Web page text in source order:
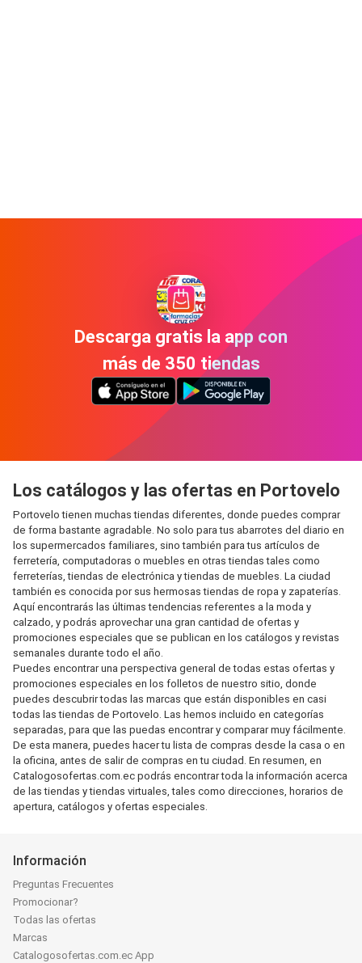
Descarga gratis la app con
más de 350 tiendas
Los catálogos y las ofertas en Portovelo
Portovelo tienen muchas tiendas diferentes, donde puedes comprar
de forma bastante agradable. No solo para tus abarrotes del diario en
los supermercados familiares, sino también para tus artículos de
ferretería, computadoras o muebles en otras tiendas tales como
ferreterías, tiendas de electrónica y tiendas de muebles. La ciudad
también es conocida por sus hermosas tiendas de ropa y zapaterías.
Aquí encontrarás las últimas tendencias referentes a la moda y
calzado, y podrás aprovechar una gran cantidad de ofertas y
promociones especiales que se publican en los catálogos y revistas
semanales durante todo el año.
Puedes encontrar una perspectiva general de todas estas ofertas y
promociones especiales en los folletos de nuestro sitio, donde
puedes descubrir todas las marcas que están disponibles en casi
todas las tiendas de Portovelo. Las hemos incluido en categorías
separadas, para que las puedas encontrar y comparar muy fácilmente.
De esta manera, puedes hacer tu lista de compras desde la casa o en
la oficina, antes de salir de compras en tu ciudad. En resumen, en
Catalogosofertas.com.ec podrás encontrar toda la información acerca
de las tiendas y tiendas virtuales, tales como direcciones, horarios de
apertura, catálogos y ofertas especiales.
Información
Preguntas Frecuentes
Promocionar?
Todas las ofertas
Marcas
Catalogosofertas.com.ec App